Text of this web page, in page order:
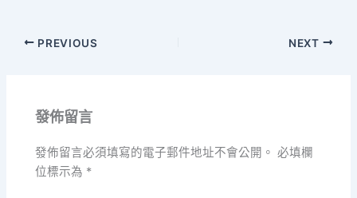
PREVIOUS NEXT
發佈留言
發佈留言必須填寫的電子郵件地址不會公開。 必填欄
位標示為 *